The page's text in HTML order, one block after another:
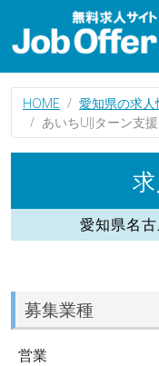
HOME 愛知県の求人
あいちUIJターン支
愛知県名
募集業種
営業